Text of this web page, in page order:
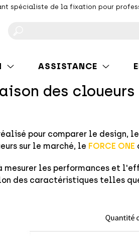
spécialiste de la fixation pour
ASSISTANCE
des
pour comparer le design,
sur le marché, le FORCE ONE
mesurer les performances et
des caractéristiques telles